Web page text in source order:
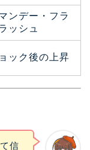
ンデー・フラ
ッシュ
ック後の上昇
信